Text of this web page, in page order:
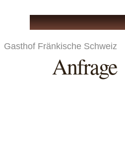
Gasthof Fränkische Schweiz
Anfrage